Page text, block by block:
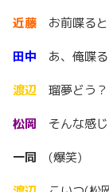
近藤
お前喋る
田中
あ、俺喋
渡辺
瑠夢どう？
松岡
そんな感じ
一同 (爆笑)